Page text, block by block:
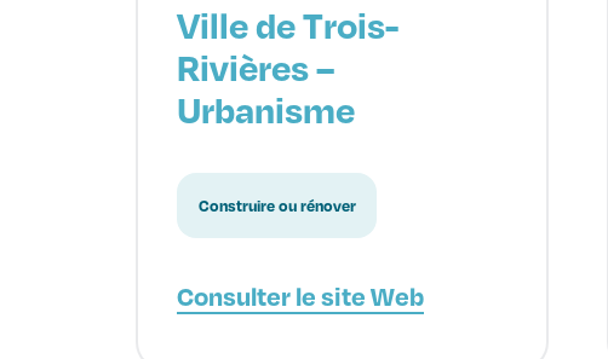
Ville de Trois-
Rivières –
Urbanisme
Construire ou rénover
Consulter le site Web